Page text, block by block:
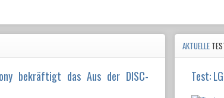
bekräftigt das Aus der DISC-
AKTUELLE
Test: